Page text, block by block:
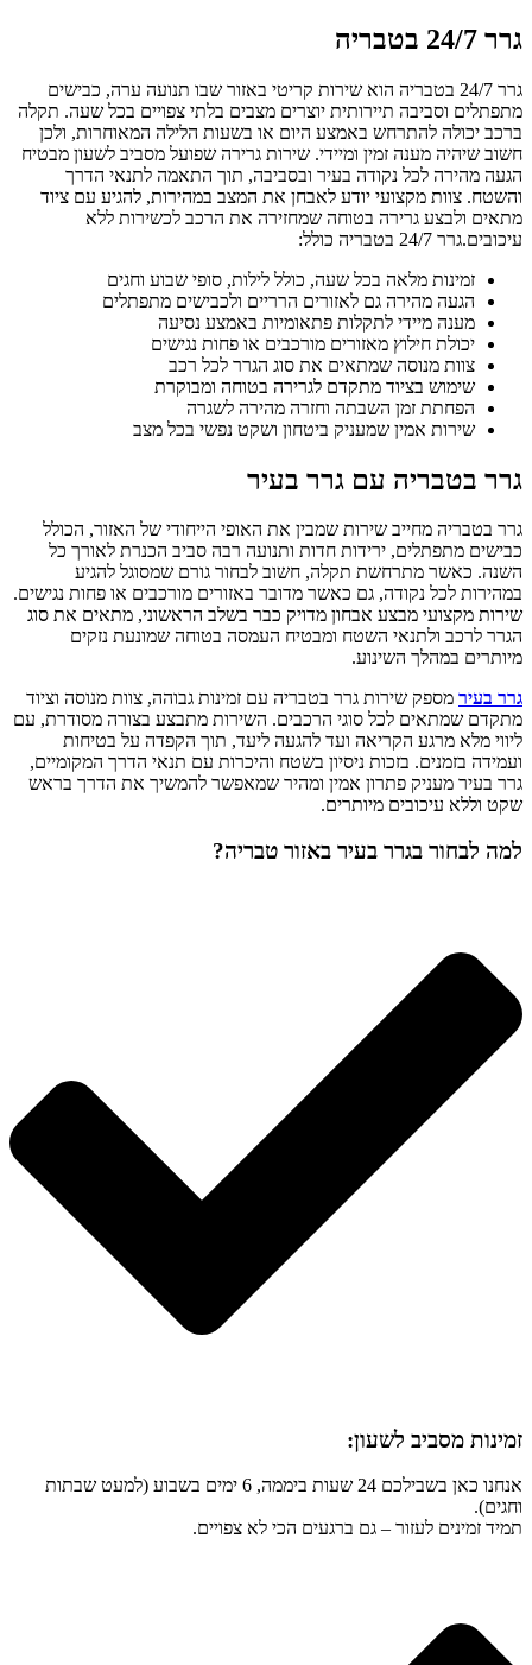
גרר 24/7 בטבריה
גרר 24/7 בטבריה הוא שירות קריטי באזור שבו תנועה ערה, כבישים
מתפתלים וסביבה תיירותית יוצרים מצבים בלתי צפויים בכל שעה. תקלה
ברכב יכולה להתרחש באמצע היום או בשעות הלילה המאוחרות, ולכן
חשוב שיהיה מענה זמין ומיידי. שירות גרירה שפועל מסביב לשעון מבטיח
הגעה מהירה לכל נקודה בעיר ובסביבה, תוך התאמה לתנאי הדרך
והשטח. צוות מקצועי יודע לאבחן את המצב במהירות, להגיע עם ציוד
מתאים ולבצע גרירה בטוחה שמחזירה את הרכב לכשירות ללא
עיכובים.גרר 24/7 בטבריה כולל:
זמינות מלאה בכל שעה, כולל לילות, סופי שבוע וחגים
הגעה מהירה גם לאזורים הרריים ולכבישים מתפתלים
מענה מיידי לתקלות פתאומיות באמצע נסיעה
יכולת חילוץ מאזורים מורכבים או פחות נגישים
צוות מנוסה שמתאים את סוג הגרר לכל רכב
שימוש בציוד מתקדם לגרירה בטוחה ומבוקרת
הפחתת זמן השבתה וחזרה מהירה לשגרה
שירות אמין שמעניק ביטחון ושקט נפשי בכל מצב
גרר בטבריה עם גרר בעיר
גרר בטבריה מחייב שירות שמבין את האופי הייחודי של האזור, הכולל
כבישים מתפתלים, ירידות חדות ותנועה רבה סביב הכנרת לאורך כל
השנה. כאשר מתרחשת תקלה, חשוב לבחור גורם שמסוגל להגיע
במהירות לכל נקודה, גם כאשר מדובר באזורים מורכבים או פחות נגישים.
שירות מקצועי מבצע אבחון מדויק כבר בשלב הראשוני, מתאים את סוג
הגרר לרכב ולתנאי השטח ומבטיח העמסה בטוחה שמונעת נזקים
מיותרים במהלך השינוע.
גרר בעיר מספק שירות גרר בטבריה עם זמינות גבוהה, צוות מנוסה וציוד
מתקדם שמתאים לכל סוגי הרכבים. השירות מתבצע בצורה מסודרת, עם
ליווי מלא מרגע הקריאה ועד להגעה ליעד, תוך הקפדה על בטיחות
ועמידה בזמנים. בזכות ניסיון בשטח והיכרות עם תנאי הדרך המקומיים,
גרר בעיר מעניק פתרון אמין ומהיר שמאפשר להמשיך את הדרך בראש
שקט וללא עיכובים מיותרים.
למה לבחור בגרר בעיר באזור טבריה?
זמינות מסביב לשעון:
אנחנו כאן בשבילכם 24 שעות ביממה, 6 ימים בשבוע (למעט שבתות
וחגים).
תמיד זמינים לעזור – גם ברגעים הכי לא צפויים.